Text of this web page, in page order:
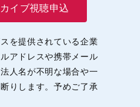
イブ視聴申込
を提供されている企業
アドレスや携帯メール
人名が不明な場合や一
りします。予めご了承